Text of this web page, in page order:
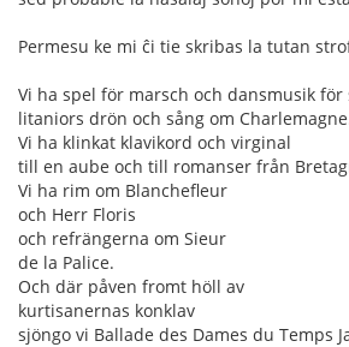
Permesu ke mi ĉi tie skribas la tutan
Vi ha spel för marsch och dansmusik för
litaniors drön och sång om
Vi ha klinkat klavikord och virginal
till en aube och till romanser från
Vi ha rim om Blanchefleur
och Herr Floris
och refrängerna om Sieur
de la Palice.
Och där påven fromt höll av
kurtisanernas konklav
sjöngo vi Ballade des Dames du Temps